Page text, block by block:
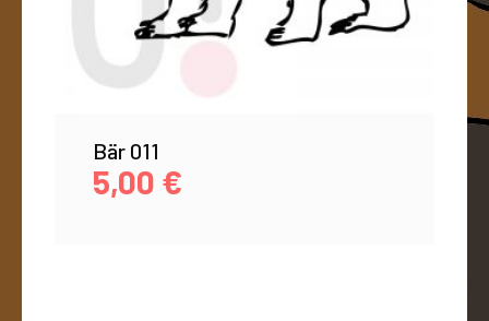
Bär 011
5,00 €